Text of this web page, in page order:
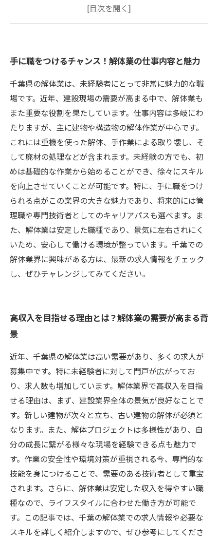
成長できる環境！多様な現場でスキルを磨く解
た働き方を実現
求人情報徹底解説！千葉の解体業界で求められ
るスキルとは
一歩踏み出そう！未経験から高収入を狙う具体
的なステップ
手に職をつけるチャンス！解体業の仕事内容と魅力
千葉県の解体業は、未経験者にとって非常に魅力的な職
場です。近年、建設現場の需要が高まる中で、解体業も
また重要な役割を果たしています。仕事内容は多岐にわ
たりますが、主に建物や構造物の解体作業が中心です。
これには重機を使った解体、手作業による取り壊し、そ
して廃材の処理などが含まれます。未経験の方でも、初
めは基礎的な作業から始めることができ、徐々にスキル
を向上させていくことが可能です。特に、手に職をつけ
られる点がこの業界の大きな魅力であり、将来的には管
理職や専門技術者としてのキャリアパスも選べます。ま
た、解体業は安定した職種であり、景気に左右されにく
いため、安心して働ける環境が整っています。千葉での
解体業界に興味がある方は、最新の求人情報をチェック
し、ぜひチャレンジしてみてください。
高収入を目指せる理由とは？解体業の需要が高まる背
景
近年、千葉県の解体業は高い需要があり、多くの求人が
募集中です。特に未経験者に対して門戸が広がってお
り、求人数も増加しています。解体業界で高収入を目指
せる理由は、まず、建設業界全体の景気が良好なことで
す。新しい建物が次々と立ち、古い建物の解体が必須と
なります。また、解体プロジェクトは多様性があり、自
分の成長に繋がる様々な現場を経験できる点も魅力で
す。作業の安全性や環境対策が重視される今、専門的な
技能を身につけることで、需要のある技術者として重宝
されます。さらに、解体業は安定した収入を得やすい職
種なので、ライフスタイルに合わせた働き方が可能で
す。この記事では、千葉の解体業での求人情報や必要な
スキルを詳しく紹介しますので、ぜひ参考にしてくださ